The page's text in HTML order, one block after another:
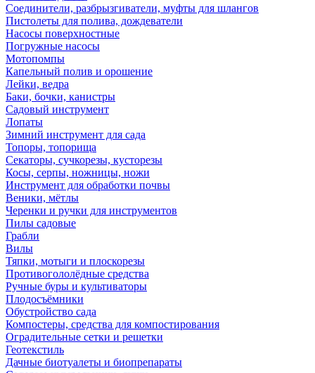
Соединители, разбрызгиватели, муфты для шлангов
Пистолеты для полива, дождеватели
Насосы поверхностные
Погружные насосы
Мотопомпы
Капельный полив и орошение
Лейки, ведра
Баки, бочки, канистры
Садовый инструмент
Лопаты
Зимний инструмент для сада
Топоры, топорища
Секаторы, сучкорезы, кусторезы
Косы, серпы, ножницы, ножи
Инструмент для обработки почвы
Веники, мётлы
Черенки и ручки для инструментов
Пилы садовые
Грабли
Вилы
Тяпки, мотыги и плоскорезы
Противогололёдные средства
Ручные буры и культиваторы
Плодосъёмники
Обустройство сада
Компостеры, средства для компостирования
Оградительные сетки и решетки
Геотекстиль
Дачные биотуалеты и биопрепараты